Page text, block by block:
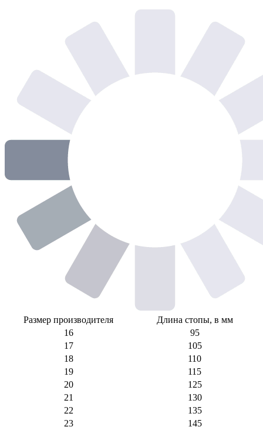
Размер производителя
Длина стопы, в мм
16
95
17
105
18
110
19
115
20
125
21
130
22
135
23
145